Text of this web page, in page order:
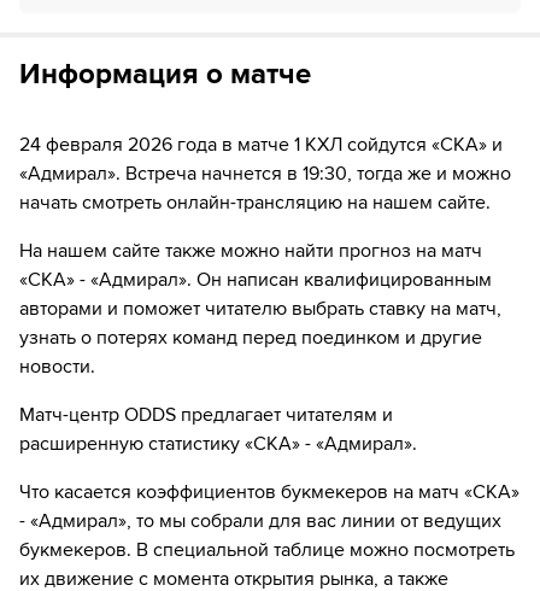
59
Игрок "Адмирал" Никита Тертышный забивает
Информация о матче
24 февраля 2026 года в матче 1 КХЛ сойдутся «СКА» и
«Адмирал». Встреча начнется в 19:30, тогда же и можно
начать смотреть онлайн-трансляцию на нашем сайте.
На нашем сайте также можно найти прогноз на матч
«СКА» - «Адмирал». Он написан квалифицированным
авторами и поможет читателю выбрать ставку на матч,
узнать о потерях команд перед поединком и другие
новости.
Матч-центр ODDS предлагает читателям и
расширенную статистику «СКА» - «Адмирал».
Что касается коэффициентов букмекеров на матч «СКА»
- «Адмирал», то мы собрали для вас линии от ведущих
букмекеров. В специальной таблице можно посмотреть
их движение с момента открытия рынка, а также